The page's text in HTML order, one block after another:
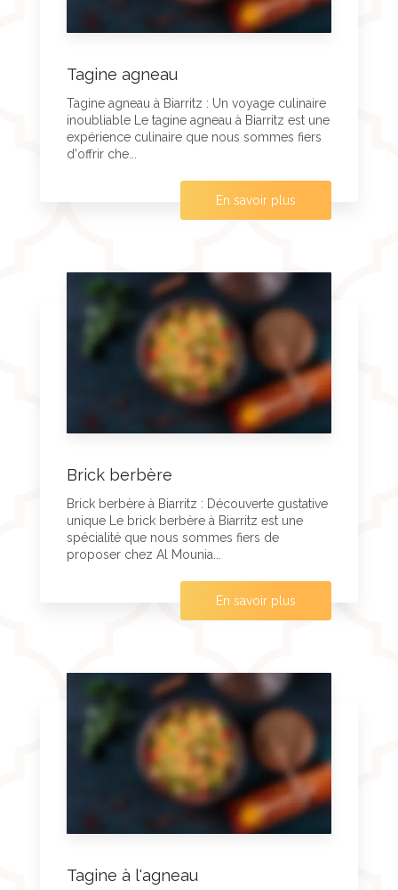
Tagine agneau
Tagine agneau à Biarritz : Un voyage culinaire
inoubliable Le tagine agneau à Biarritz est une
expérience culinaire que nous sommes fiers
d'offrir che...
En savoir plus
Brick berbère
Brick berbère à Biarritz : Découverte gustative
unique Le brick berbère à Biarritz est une
spécialité que nous sommes fiers de
proposer chez Al Mounia...
En savoir plus
Tagine à l'agneau